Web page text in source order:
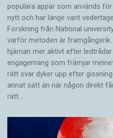
själva munnen. Men
enskilda stavelserna
bokstäver, i synnerhet
att säga i djupet av sin
åstadkommer stöter de
sådan styrka att de för
stöna snarare än tala,
uppmärksamhet hos
Generellt kan man säga
skriftspråket var en
process som spände
Närstudier av de
att de ett par år efter
uteslutande använde
med svenska
För att visa sin goda
populära appar som används
nytt och har länge varit
Forskning från National
varför metoden är
hjärnan mer aktivt ­efter
engagemang som främjar
rätt svar dyker upp efter
annat sätt än när någon direkt
rätt…